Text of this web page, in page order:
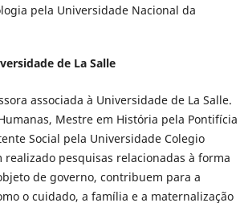
pela Universidade Nacional da
de La Salle
associada à Universidade de La Salle.
Mestre em História pela Pontifícia
Social pela Universidade Colegio
realizado pesquisas relacionadas à forma
de governo, contribuem para a
o cuidado, a família e a maternalização